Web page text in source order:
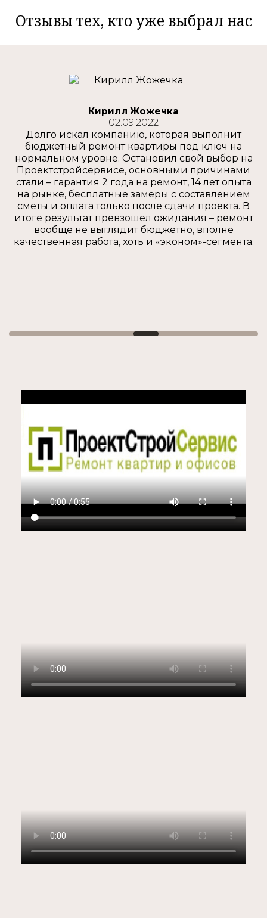
Отзывы тех, кто уже выбрал нас
Кирилл Жожечка
02.09.2022
Долго искал компанию, которая выполнит
бюджетный ремонт квартиры под ключ на
нормальном уровне. Остановил свой выбор на
Проектстройсервисе, основными причинами
стали – гарантия 2 года на ремонт, 14 лет опыта
на рынке, бесплатные замеры с составлением
сметы и оплата только после сдачи проекта. В
итоге результат превзошел ожидания – ремонт
вообще не выглядит бюджетно, вполне
качественная работа, хоть и «эконом»-сегмента.